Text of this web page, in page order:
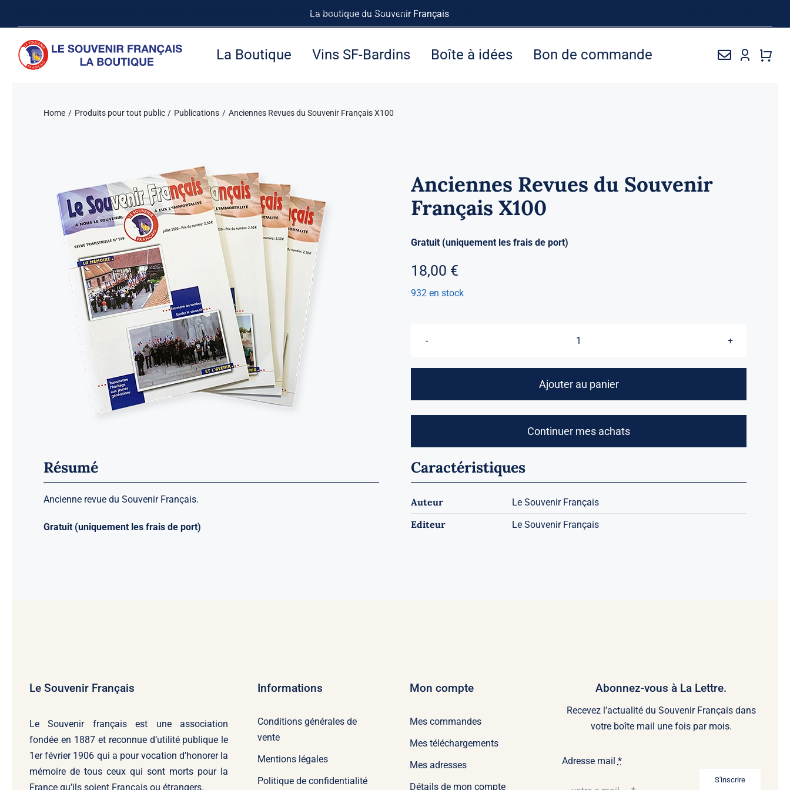
La boutique du Souvenir Français
contenu
LE SOUVENIR FRANÇAISà tout de suite.
La Boutique Vins SF-Bardins Boîte à idées Bon de commande
Home Produits pour tout public Publications Anciennes Revues du Souvenir Français X100
Anciennes Revues du Souvenir
Français X100
Gratuit (uniquement les frais de port)
18,00 €
932 en stock
quantité
Anciennes
Souvenir
Ajouter au panier
Continuer mes achats
Résumé
Ancienne revue du Souvenir Français.
Gratuit (uniquement les frais de port)
Caractéristiques
Auteur Le Souvenir Français
Editeur Le Souvenir Français
Le Souvenir Français
Le Souvenir françaisest une association
fondée en 1887 et reconnue d’utilité publique le
1er février 1906 qui a pour vocation d’honorer la
mémoire de tous ceux qui sont morts pour la
France qu’ils soient Français ou étrangers.
Informations
Conditions générales de
vente
Mentions légales
Politique de confidentialité
Mon compte
Mes commandes
Mes téléchargements
Mes adresses
Détails de mon compte
Abonnez-vous à La Lettre.
Recevez l’actualité du Souvenir Français dans
votre boîte mail une fois par mois.
Adresse mail *
S'inscrire